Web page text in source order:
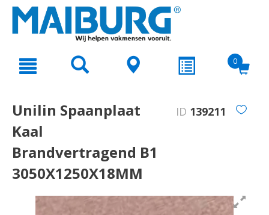
text.skipToNavigation
0
Unilin Spaanplaat
Kaal
Brandvertragend B1
3050X1250X18MM
ID 139211